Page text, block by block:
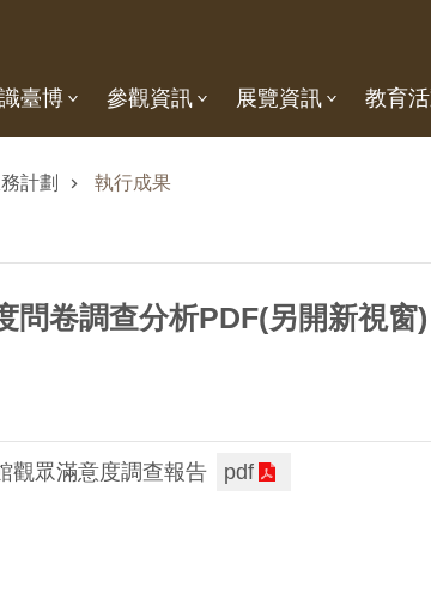
臺博 參觀資訊 展覽資訊 教育
計劃 執行成果
問卷調查分析PDF(另開新視窗)
觀眾滿意度調查報告 pdf